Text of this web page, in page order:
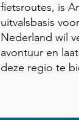
fietsroutes, is
uitvalsbasis
Nederland wil
avontuur en
deze regio te